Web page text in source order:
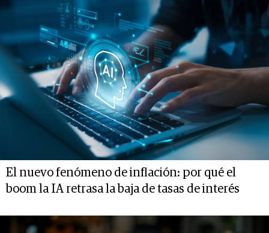
El nuevo fenómeno de inflación: por qué el
boom la IA retrasa la baja de tasas de interés